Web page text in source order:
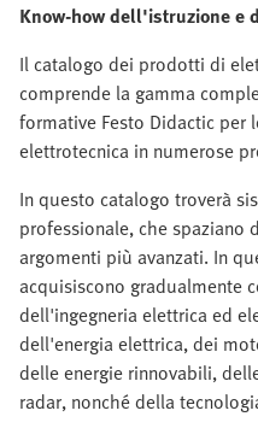
Know-how dell'istruzione e
Il catalogo dei prodotti di
comprende la gamma
formative Festo Didactic
elettrotecnica in numerose
In questo catalogo troverà
professionale, che spaziano
argomenti più avanzati. In
acquisiscono gradualmente
dell'ingegneria elettrica ed
dell'energia elettrica, dei
delle energie rinnovabili,
radar, nonché della